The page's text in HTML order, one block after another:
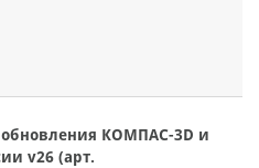
КОМПАС-3D и
v26 (арт.